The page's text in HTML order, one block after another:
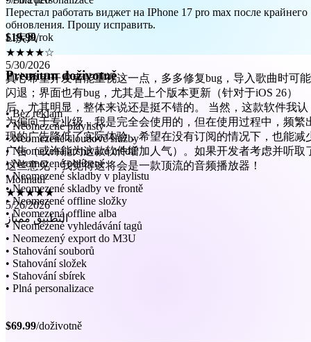
обновления. Прошу исправить.
Li疾风
★★★★☆
5/30/2026
真心希望开发者能重视这一点，多多修复bug，导入歌曲时可能
闪退；界面也有bug，尤其是上个版本更新（针对于iOS 26）
后，尤其明显，整体来说还是挺不错的。 当然，这款软件我认
为偏向于专业级，我是完全会使用的，但在使用过程中，频繁
现的广告降低了实际体验，希望在没有订阅的情况下，也能减
广告（或许能为这款软件增加人气）。如果开发者考虑并听取
这些意见，我觉得这将会是一款顶流的音频播放器！
Mohnauf
★★★★★
5/26/2026
التطبيق ممتاز
$19.99/rok
Premium doživotně
• Bez reklam
• Neomezené playlisty
• Neomezené cloudové služby
• Neomezená archivace médií
• Neomezené oblíbené
• Neomezené skladby v playlistu
• Neomezené skladby ve frontě
• Neomezené offline složky
• Neomezená offline alba
• Neomezené vyhledávání tagů
• Neomezený export do M3U
• Stahování souborů
• Stahování složek
• Stahování sbírek
• Plná personalizace
$69.99/doživotně